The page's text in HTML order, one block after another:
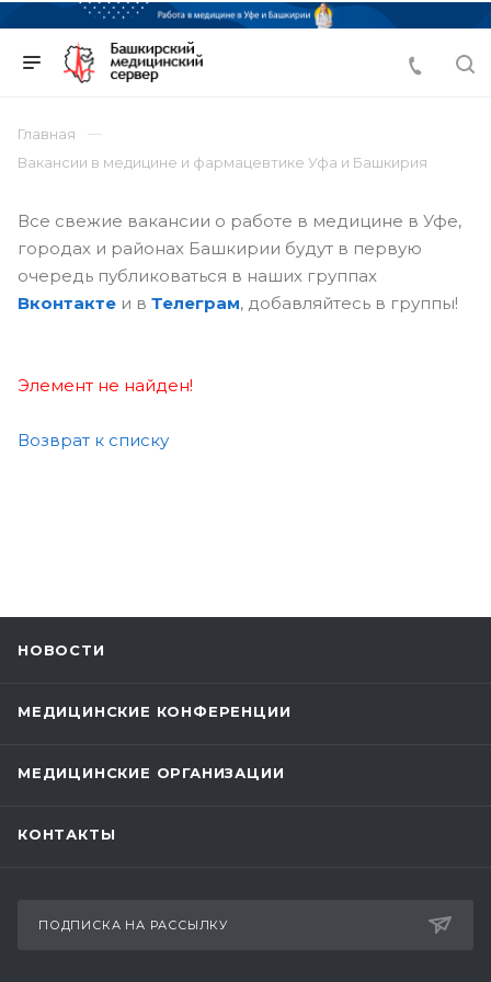
Главная
Вакансии в медицине и фармацевтике Уфа и Башкирия
Все свежие вакансии о работе в медицине в Уфе,
городах и районах Башкирии будут в первую
очередь публиковаться в наших группах
Вконтакте и в Телеграм, добавляйтесь в группы!
Элемент не найден!
Возврат к списку
НОВОСТИ
МЕДИЦИНСКИЕ КОНФЕРЕНЦИИ
МЕДИЦИНСКИЕ ОРГАНИЗАЦИИ
КОНТАКТЫ
ПОДПИСКА НА РАССЫЛКУ